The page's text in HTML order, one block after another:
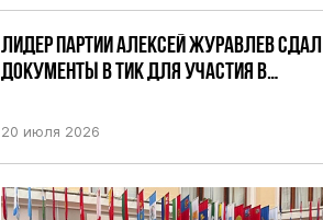
ЛИДЕР ПАРТИИ АЛЕКСЕЙ ЖУРАВЛЕВ СДАЛ
ДОКУМЕНТЫ В ТИК ДЛЯ УЧАСТИЯ В
ПО НЕФТЕКАМСКОМУ ОДНОМАНДАТНОМУ
20 июля 2026